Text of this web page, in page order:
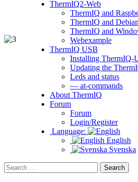
ThermIQ2-Web
ThermIQ and
ThermIQ and
ThermIQ and
Webexample
ThermIQ USB
Installing ThermIQ-
Updating the
Leds and status
— at-commands
About ThermIQ
Forum
Forum
Login/Register
Language:
English
Svenska
Search
for: